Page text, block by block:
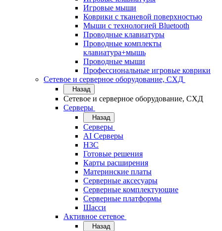
Игровые мыши
Коврики с тканевой поверхностью
Мыши с технологией Bluetooth
Проводные клавиатуры
Проводные комплекты
клавиатура+мышь
Проводные мыши
Профессиональные игровые коврики
Сетевое и серверное оборудование, СХД
Назад
Сетевое и серверное оборудование, СХД
Cерверы
Назад
Cерверы
AI Серверы
H3C
Готовые решения
Карты расширения
Материнские платы
Серверные аксесуары
Серверные комплектующие
Серверные платформы
Шасси
Активное сетевое
Назад